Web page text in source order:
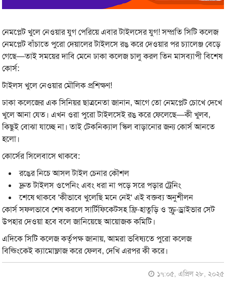
নেমপ্লেট খুলে নেওয়ার যুগ পেরিয়ে এবার টাইলসের যুগ! সম্প্রতি সিটি কলেজ
নেমপ্লেট বাঁচাতে পুরো দেয়ালের টাইলসে রঙ করে দেওয়ার পর চ্যালেঞ্জ বেড়ে
গেছে—তাই সময়ের দাবি মেনে ঢাকা কলেজ চালু করল তিন মাসব্যাপী বিশেষ
কোর্স:
টাইলস খুলে নেওয়ার মৌলিক প্রশিক্ষণ!
ঢাকা কলেজের এক সিনিয়র ছাত্রনেতা জানান, আগে তো নেমপ্লেট চোখে দেখে
খুলে আনা যেত। এখন ওরা পুরো টাইলসেই রঙ করে ফেলেছে—কী খুলব,
কিছুই বোঝা যাচ্ছে না। তাই টেকনিক্যাল স্কিল বাড়ানোর জন্য কোর্স আনতে
হলো।
কোর্সের সিলেবাসে থাকবে:
⁠ ⁠রঙের নিচে আসল টাইল চেনার কৌশল
⁠ ⁠দ্রুত টাইলস ওপেনিং এবং ধরা না পড়ে সরে পড়ার ট্রেনিং
⁠ ⁠শেষে থাকবে 'কীভাবে খুলেছি মনে নেই' এই বক্তব্য অনুশীলন
কোর্স সফলভাবে শেষ করলে সার্টিফিকেটসহ ফ্রি-হাতুড়ি ও স্ক্রু-ড্রাইভার সেট
উপহার দেওয়া হবে বলে জানিয়েছে আয়োজক কমিটি।
এদিকে সিটি কলেজ কর্তৃপক্ষ জানায়, আমরা ভবিষ্যতে পুরো কলেজ
বিল্ডিংকেই ক্যামোফ্লাজ করে ফেলব, দেখি এরপর কী করে।
১৭:০৫, এপ্রিল ২৮, ২০২৫